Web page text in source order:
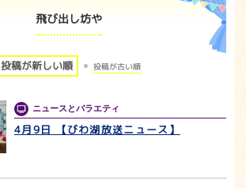
飛び出し坊や
投稿が新しい順 投稿が古い順
ニュースとバラエティ
4月9日 【びわ湖放送ニュース】